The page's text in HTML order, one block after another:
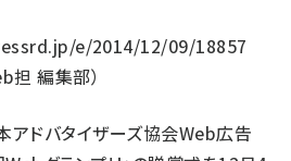
e/2014/12/09/18857
担 編集部）
アドバタイザーズ協会Web広告